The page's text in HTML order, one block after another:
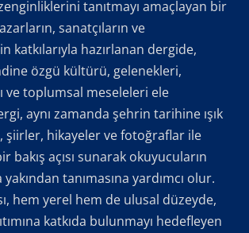
tanıtmayı amaçlayan bir
sanatçıların ve
katkılarıyla hazırlanan dergide,
özgü kültürü, gelenekleri,
ve toplumsal meseleleri ele
aynı zamanda şehrin tarihine ışık
şiirler, hikayeler ve fotoğraflar ile
bakış açısı sunarak okuyucuların
tanımasına yardımcı olur.
hem yerel hem de ulusal düzeyde,
katkıda bulunmayı hedefleyen